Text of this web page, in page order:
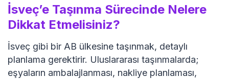
İsveç’e Taşınma Sürecinde Nelere
Dikkat Etmelisiniz?
İsveç gibi bir AB ülkesine taşınmak, detaylı
planlama gerektirir. Uluslararası taşınmalarda;
eşyaların ambalajlanması, nakliye planlaması,